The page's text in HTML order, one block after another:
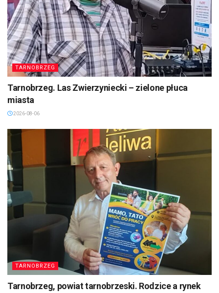
TARNOBRZEG
Tarnobrzeg. Las Zwierzyniecki – zielone płuca
miasta
2026-08-06
TARNOBRZEG
Tarnobrzeg, powiat tarnobrzeski. Rodzice a rynek